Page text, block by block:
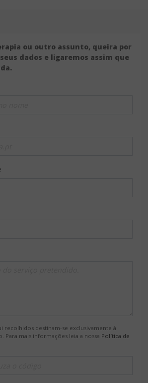
ou outro assunto, queira por
dados e ligaremos assim que
recolhidos destinam-se exclusivamente à
Para mais informações leia a nossa Política de